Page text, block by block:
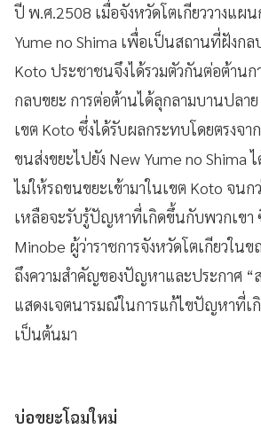
ปี พ.ศ.2508 เมื่อจังหวัดโตเกียววางแผน
Yume no Shima เพื่อเป็นสถานที่ฝังก
Koto ประชาชนจึงได้รวมตัวกันต่อต้านก
กลบขยะ การต่อต้านได้ลุกลามบานปลา
เขต Koto ซึ่งได้รับผลกระทบโดยตรงจา
ขนส่งขยะไปยัง New Yume no Shima
ไม่ให้รถขนขยะเข้ามาในเขต Koto จนก
เหลือจะรับรู้ปัญหาที่เกิดขึ้นกับพวกเขา
Minobe ผู้ว่าราชการจังหวัดโตเกียวใ
ถึงความสำคัญของปัญหาและประกาศ “
แสดงเจตนารมณ์ในการแก้ไขปัญหาที่เ
เป็นต้นมา
บ่อขยะโฉมใหม่